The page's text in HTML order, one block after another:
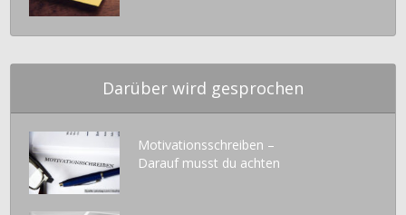
Darüber wird gesprochen
Motivationsschreiben –
Darauf musst du achten